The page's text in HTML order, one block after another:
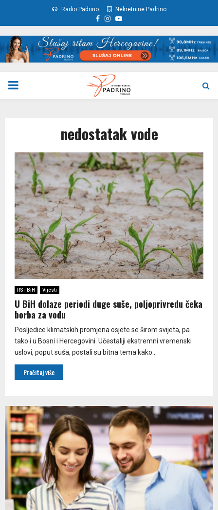
Radio Padrino Nekretnine Padrino
Facebook
Instagram
Youtube
PRIMARY
nedostatak vode
RS i BiH Vijesti
U BiH dolaze periodi duge suše, poljoprivredu čeka
borba za vodu
Posljedice klimatskih promjena osjete se širom svijeta, pa
tako i u Bosni i Hercegovini. Učestaliji ekstremni vremenski
uslovi, poput suša, postali su bitna tema kako...
Pročitaj više